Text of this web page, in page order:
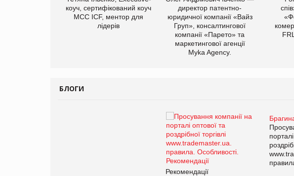
коуч, сертифікований коуч
МСС ICF, ментор для
лідерів
директор патентно-
юридичної компанії «Вайз
Груп», консалтингової
компанії «Парето» та
маркетингової агенції
Myka Agency.
БЛОГИ
Рекомендації